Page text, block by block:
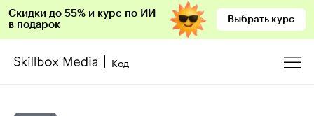
Скидки до 55% и курс по ИИ
в подарок
Выбрать курс
Код